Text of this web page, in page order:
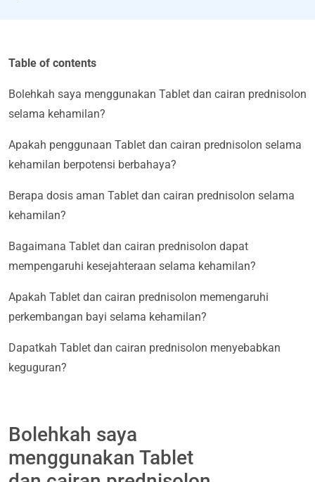
Table of contents
Bolehkah saya menggunakan Tablet dan cairan prednisolon
selama kehamilan?
Apakah penggunaan Tablet dan cairan prednisolon selama
kehamilan berpotensi berbahaya?
Berapa dosis aman Tablet dan cairan prednisolon selama
kehamilan?
Bagaimana Tablet dan cairan prednisolon dapat
mempengaruhi kesejahteraan selama kehamilan?
Apakah Tablet dan cairan prednisolon memengaruhi
perkembangan bayi selama kehamilan?
Dapatkah Tablet dan cairan prednisolon menyebabkan
keguguran?
Bolehkah saya
menggunakan Tablet